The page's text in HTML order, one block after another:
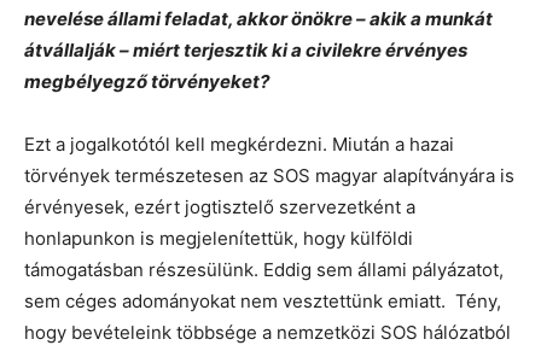
nevelése állami feladat, akkor önökre – akik a munkát
átvállalják – miért terjesztik ki a civilekre érvényes
megbélyegző törvényeket?
Ezt a jogalkotótól kell megkérdezni. Miután a hazai
törvények természetesen az SOS magyar alapítványára is
érvényesek, ezért jogtisztelő szervezetként a
honlapunkon is megjelenítettük, hogy külföldi
támogatásban részesülünk. Eddig sem állami pályázatot,
sem céges adományokat nem vesztettünk emiatt. Tény,
hogy bevételeink többsége a nemzetközi SOS hálózatból